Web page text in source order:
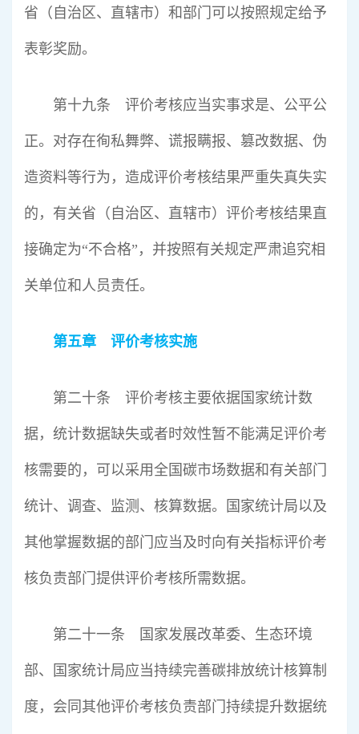
省（自治区、直辖市）和部门可以按照规定给予
表彰奖励。
第十九条 评价考核应当实事求是、公平公
正。对存在徇私舞弊、谎报瞒报、篡改数据、伪
造资料等行为，造成评价考核结果严重失真失实
的，有关省（自治区、直辖市）评价考核结果直
接确定为“不合格”，并按照有关规定严肃追究相
关单位和人员责任。
第五章 评价考核实施
第二十条 评价考核主要依据国家统计数
据，统计数据缺失或者时效性暂不能满足评价考
核需要的，可以采用全国碳市场数据和有关部门
统计、调查、监测、核算数据。国家统计局以及
其他掌握数据的部门应当及时向有关指标评价考
核负责部门提供评价考核所需数据。
第二十一条 国家发展改革委、生态环境
部、国家统计局应当持续完善碳排放统计核算制
度，会同其他评价考核负责部门持续提升数据统